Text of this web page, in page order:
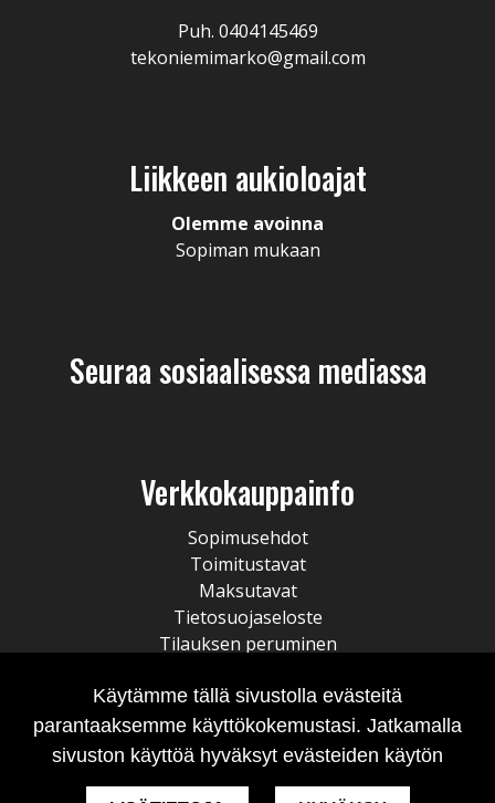
Puh. 0404145469
tekoniemimarko@gmail.com
Liikkeen aukioloajat
Olemme avoinna
Sopiman mukaan
Seuraa sosiaalisessa mediassa
Verkkokauppainfo
Sopimusehdot
Toimitustavat
Maksutavat
Tietosuojaseloste
Tilauksen peruminen
Käytämme tällä sivustolla evästeitä
parantaaksemme käyttökokemustasi. Jatkamalla
sivuston käyttöä hyväksyt evästeiden käytön